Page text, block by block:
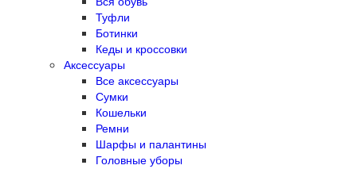
Туфли
Ботинки
Кеды и кроссовки
Аксессуары
Все аксессуары
Сумки
Кошельки
Ремни
Шарфы и палантины
Головные уборы